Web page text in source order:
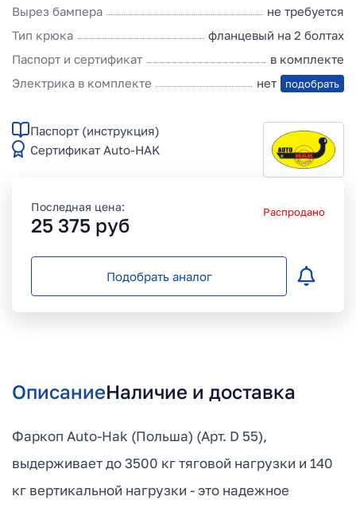
Вырез бампера
не требуется
Тип крюка
фланцевый на 2 болтах
Паспорт и сертификат
в комплекте
Электрика в комплекте
нет подобрать
Паспорт (инструкция)
Сертификат Auto-HAK
Последная цена:
25 375 руб
Распродано
Подобрать аналог
ОписаниеНаличие и доставка
Фаркоп Auto-Hak (Польша) (Арт. D 55),
выдерживает до 3500 кг тяговой нагрузки и 140
кг вертикальной нагрузки - это надежное